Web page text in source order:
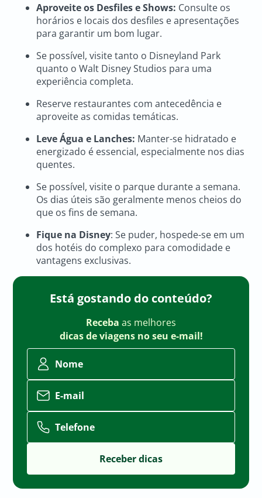
Aproveite os Desfiles e Shows: Consulte os
horários e locais dos desfiles e apresentações
para garantir um bom lugar.
Se possível, visite tanto o Disneyland Park
quanto o Walt Disney Studios para uma
experiência completa.
Reserve restaurantes com antecedência e
aproveite as comidas temáticas.
Leve Água e Lanches: Manter-se hidratado e
energizado é essencial, especialmente nos dias
quentes.
Se possível, visite o parque durante a semana.
Os dias úteis são geralmente menos cheios do
que os fins de semana.
Fique na Disney: Se puder, hospede-se em um
dos hotéis do complexo para comodidade e
vantagens exclusivas.
Está gostando do conteúdo?
Receba as melhores
dicas de viagens no seu e-mail!
Nome
E-mail
Telefone